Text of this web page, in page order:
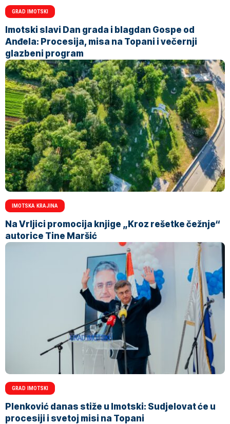
GRAD IMOTSKI
Imotski slavi Dan grada i blagdan Gospe od
Anđela: Procesija, misa na Topani i večernji
glazbeni program
IMOTSKA KRAJINA
Na Vrljici promocija knjige „Kroz rešetke čežnje“
autorice Tine Maršić
GRAD IMOTSKI
Plenković danas stiže u Imotski: Sudjelovat će u
procesiji i svetoj misi na Topani